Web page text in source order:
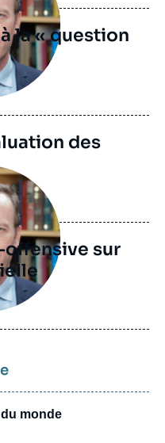
la « question
des
sur
monde